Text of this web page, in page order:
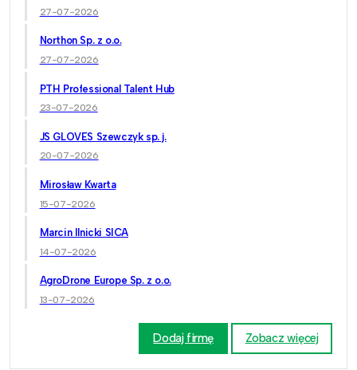
27-07-2026
Northon Sp. z o.o.
27-07-2026
PTH Professional Talent Hub
23-07-2026
JS GLOVES Szewczyk sp. j.
20-07-2026
Mirosław Kwarta
15-07-2026
Marcin Ilnicki SICA
14-07-2026
AgroDrone Europe Sp. z o.o.
13-07-2026
Dodaj firmę Zobacz więcej